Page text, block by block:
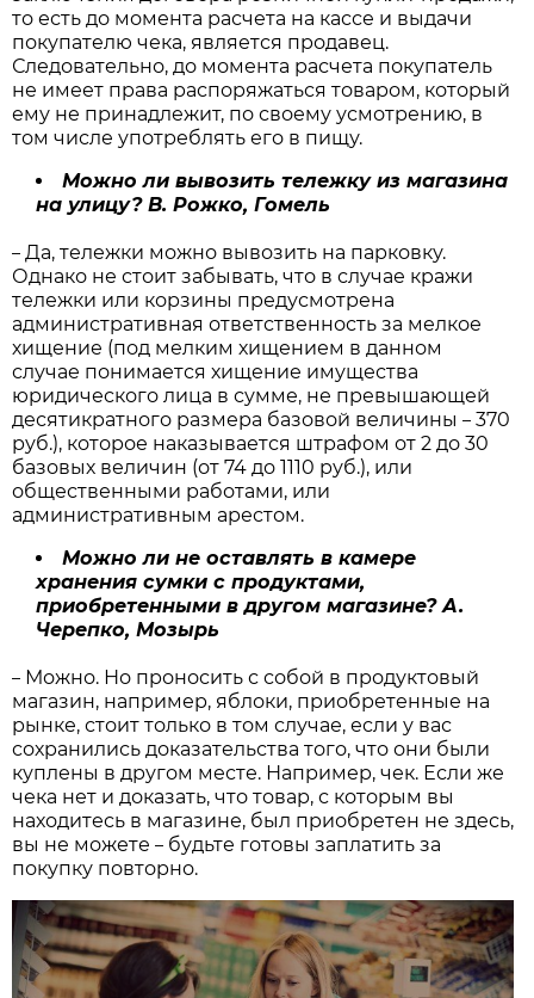
то есть до момента расчета на кассе и выдачи
покупателю чека, является продавец.
Следовательно, до момента расчета покупатель
не имеет права распоряжаться товаром, который
ему не принадлежит, по своему усмотрению, в
том числе употреблять его в пищу.
Можно ли вывозить тележку из магазина
на улицу? В. Рожко, Гомель
– Да, тележки можно вывозить на парковку.
Однако не стоит забывать, что в случае кражи
тележки или корзины предусмотрена
административная ответственность за мелкое
хищение (под мелким хищением в данном
случае понимается хищение имущества
юридического лица в сумме, не превышающей
десятикратного размера базовой величины– 370
руб.), которое наказывается штрафом от 2 до 30
базовых величин (от 74 до 1110 руб.), или
общественными работами, или
административным арестом.
Можно ли не оставлять в камере
хранения сумки с продуктами,
приобретенными в другом магазине? А.
Черепко, Мозырь
– Можно. Но проносить с собой в продуктовый
магазин, например, яблоки, приобретенные на
рынке, стоит только в том случае, если у вас
сохранились доказательства того, что они были
куплены в другом месте. Например, чек. Если же
чека нет и доказать, что товар, с которым вы
находитесь в магазине, был приобретен не здесь,
вы не можете– будьте готовы заплатить за
покупку повторно.